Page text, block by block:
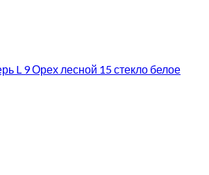
L 9 Орех лесной 15 стекло белое